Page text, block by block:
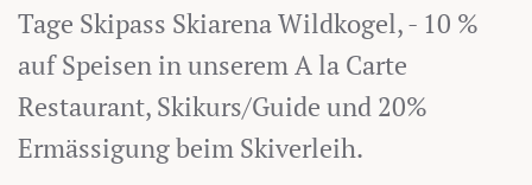
Tage Skipass Skiarena Wildkogel, - 10 %
auf Speisen in unserem A la Carte
Restaurant, Skikurs/Guide und 20%
Ermässigung beim Skiverleih.